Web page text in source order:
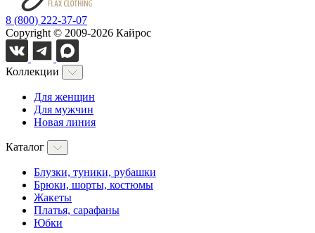
8 (800) 222-37-07
Copyright © 2009-2026 Кайрос
Коллекции
Для женщин
Для мужчин
Новая линия
Каталог
Блузки, туники, рубашки
Брюки, шорты, костюмы
Жакеты
Платья, сарафаны
Юбки